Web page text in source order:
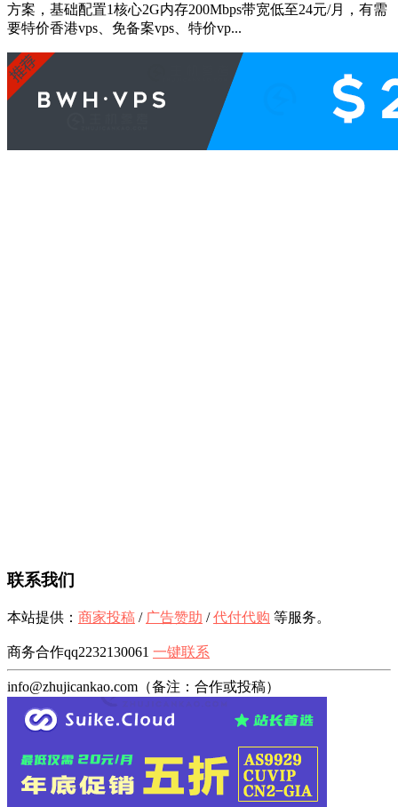
方案，基础配置1核心2G内存200Mbps带宽低至24元/月，有需
要特价香港vps、免备案vps、特价vp...
联系我们
本站提供： 商家投稿 / 广告赞助 /代付代购 等服务。
商务合作qq2232130061 一键联系
info@zhujicankao.com（备注：合作或投稿）